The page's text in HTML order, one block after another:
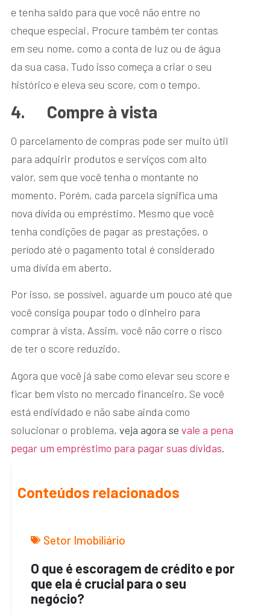
e tenha saldo para que você não entre no
cheque especial. Procure também ter contas
em seu nome, como a conta de luz ou de água
da sua casa. Tudo isso começa a criar o seu
histórico e eleva seu score, com o tempo.
4. Compre à vista
O parcelamento de compras pode ser muito útil
para adquirir produtos e serviços com alto
valor, sem que você tenha o montante no
momento. Porém, cada parcela significa uma
nova dívida ou empréstimo. Mesmo que você
tenha condições de pagar as prestações, o
período até o pagamento total é considerado
uma dívida em aberto.
Por isso, se possível, aguarde um pouco até que
você consiga poupar todo o dinheiro para
comprar à vista. Assim, você não corre o risco
de ter o score reduzido.
Agora que você já sabe como elevar seu score e
ficar bem visto no mercado financeiro. Se você
está endividado e não sabe ainda como
solucionar o problema, veja agora se vale a pena
pegar um empréstimo para pagar suas dívidas.
Conteúdos relacionados
Setor Imobiliário
O que é escoragem de crédito e por
que ela é crucial para o seu
negócio?